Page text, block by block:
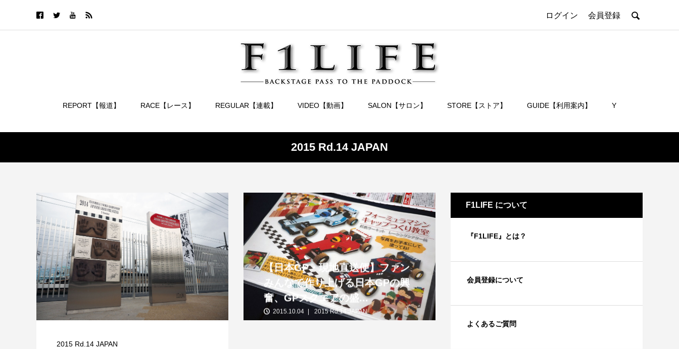
ログイン 会員登録 
REPORT【報道】 RACE【レース】 REGULAR【連載】 VIDEO【動画】 SALON【サロン】 STORE【ストア】 GUIDE【利用案内】 Y
2015 Rd.14 JAPAN
2015 Rd.14 JAPAN
【日本GP・現地直送便】ファン
みんなで作り上げる日本GPの興
奮、GPスクエアの盛...
2015.10.04 2015 Rd.14 JAPAN
F1LIFE について
『F1LIFE』とは？
会員登録について
よくあるご質問